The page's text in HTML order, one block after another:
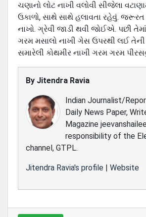
ચણાનો લોટ નાખી વલોવી સીજેલા
ઉકાળો, સાથે સાથે હલાવતા રહેવું. જરૂરત
નાખો. ગ્રેવી જાડી થવી જોઈએ. પછી
ગરમ મસાલો નાખી ગેસ ઉપરથી લઈ
સમારેલી કોથમીર નાખી ગરમ ગરમ
By Jitendra Ravia
Indian Journalist/
Daily News Paper,
Magazine
responsibility of the
channel, GTPL.
Jitendra Ravia's profile | Website